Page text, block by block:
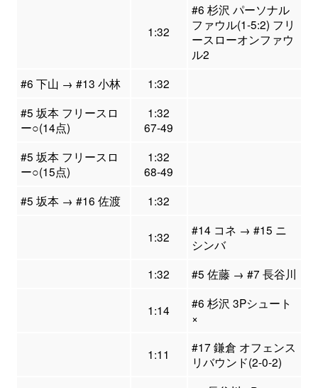
1:32
#6 杉沢 パーソナル
ファウル(1-5:2) フリ
ースローオンファウ
ル2
#6 下山 → #13 小林
1:32
#5 坂本 フリースロ
ー○(14点)
1:32
67-49
#5 坂本 フリースロ
ー○(15点)
1:32
68-49
#5 坂本 → #16 佐渡
1:32
1:32
#14 コネ → #15 ニ
シンバ
1:32
#5 佐藤 → #7 長谷川
1:14
#6 杉沢 3Pシュート
×
1:11
#17 鎌倉 オフェンス
リバウンド(2-0-2)